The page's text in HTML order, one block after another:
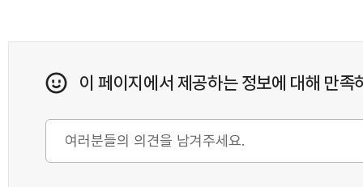
이 페이지에서 제공하는 정보에 대해 만족